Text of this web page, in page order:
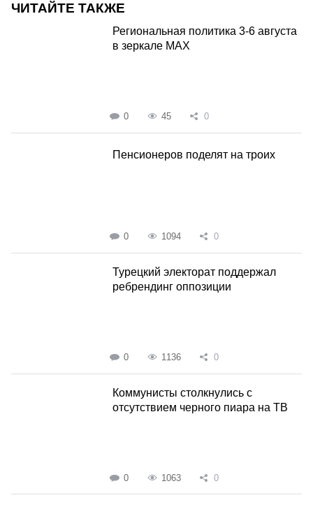
ЧИТАЙТЕ ТАКЖЕ
Региональная политика 3-6 августа
в зеркале MAX
0 45 0
Пенсионеров поделят на троих
0 1094 0
Турецкий электорат поддержал
ребрендинг оппозиции
0 1136 0
Коммунисты столкнулись с
отсутствием черного пиара на ТВ
0 1063 0